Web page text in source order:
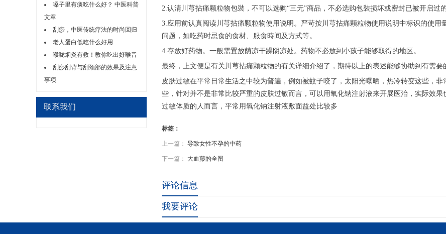
嗓子里有痰吃什么好？ 中医科普
文章
刮痧，中医传统疗法的时尚回归
老人蛋白低吃什么好用
喉咙烟炎有救！教你吃出好喉音
刮痧刮背与刮颈部的效果及注意
事项
联系我们
2.认清川芎拈痛颗粒物包裝，不可以选购“三无”商品，不必选购包裝损坏或密封已被开启过
3.应用前认真阅读川芎拈痛颗粒物使用说明。严苛按川芎拈痛颗粒物使用说明中标识的使
问题，如吃药时忌食的食材、服食時间及方式等。
4.存放好药物。一般需置放荫凉干躁阴凉处。药物不必放到小孩子能够取得的地区。
最终，上文便是有关川芎拈痛颗粒物的有关详细介绍了，期待以上的表述能够协助到有需要
皮肤过敏在平常日常生活之中较为普遍，例如被蚊子咬了，太阳光曝晒，热冷转变这些，
些，针对并不是非常比较严重的皮肤过敏而言，可以用氧化钠注射液来开展医治，实际效
过敏体质的人而言，平常用氧化钠注射液敷面益处比较多
标签：
上一篇： 导致女性不孕的中药
下一篇： 大血藤的全图
评论信息
我要评论